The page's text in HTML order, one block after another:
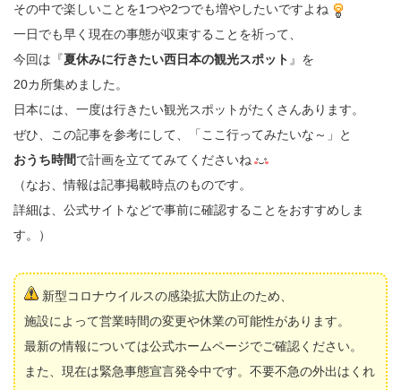
その中で楽しいことを1つや2つでも増やしたいですよね
一日でも早く現在の事態が収束することを祈って、
今回は『夏休みに行きたい西日本の観光スポット 』を
20カ所集めました。
日本には、一度は行きたい観光スポットがたくさんあります。
ぜひ、この記事を参考にして、「ここ行ってみたいな～」と
おうち時間で計画を立ててみてくださいね
（なお、情報は記事掲載時点のものです。
詳細は、公式サイトなどで事前に確認することをおすすめしま
す。）
新型コロナウイルスの感染拡大防止のため、
施設によって営業時間の変更や休業の可能性があります。
最新の情報については公式ホームページでご確認ください。
また、現在は緊急事態宣言発令中です。不要不急の外出はくれ